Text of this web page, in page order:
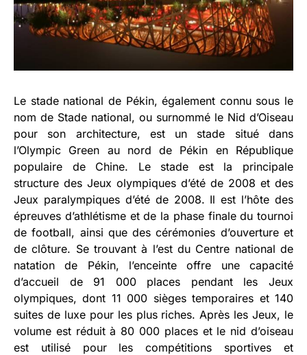
Le stade national de Pékin, également connu sous le
nom de Stade national, ou surnommé le Nid d’Oiseau
pour son architecture, est un stade situé dans
l’Olympic Green au nord de Pékin en République
populaire de Chine. Le stade est la principale
structure des Jeux olympiques d’été de 2008 et des
Jeux paralympiques d’été de 2008. Il est l’hôte des
épreuves d’athlétisme et de la phase finale du tournoi
de football, ainsi que des cérémonies d’ouverture et
de clôture. Se trouvant à l’est du Centre national de
natation de Pékin, l’enceinte offre une capacité
d’accueil de 91 000 places pendant les Jeux
olympiques, dont 11 000 sièges temporaires et 140
suites de luxe pour les plus riches. Après les Jeux, le
volume est réduit à 80 000 places et le nid d’oiseau
est utilisé pour les compétitions sportives et